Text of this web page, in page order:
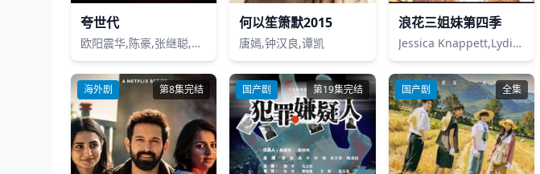
夸世代
欧阳震华,陈豪,张继聪,田蕊妮,李佳芯,邵美琪,许绍雄,关礼杰,森美,江美仪,龚嘉欣,姜大卫,吴业坤,陈嘉宝,麦明诗,胡鸿钧,江嘉敏,谢芷伦,林映辉
何以笙箫默2015
唐嫣,钟汉良,谭凯
浪花三姐妹第四季
Jessica Knappett,Lydia Rose Bewley,Lauren O'Rourke
海外剧 第8集完结 国产剧 第19集完结 国产剧 全集